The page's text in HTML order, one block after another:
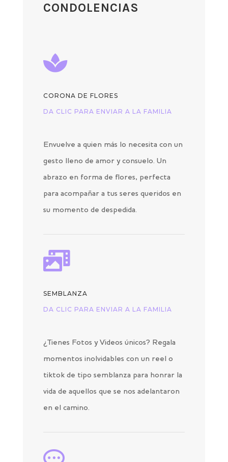
CONDOLENCIAS

CORONA DE FLORES
DA CLIC PARA ENVIAR A LA FAMILIA
Envuelve a quien más lo necesita con un
gesto lleno de amor y consuelo. Un
abrazo en forma de flores, perfecta
para acompañar a tus seres queridos en
su momento de despedida.

SEMBLANZA
DA CLIC PARA ENVIAR A LA FAMILIA
¿Tienes Fotos y Videos únicos? Regala
momentos inolvidables con un reel o
tiktok de tipo semblanza para honrar la
vida de aquellos que se nos adelantaron
en el camino.